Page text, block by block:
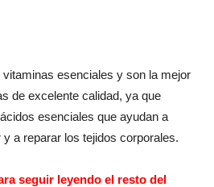
esenciales y son la mejor
de excelente calidad, ya que
esenciales que ayudan a
a reparar los tejidos corporales.
seguir leyendo el resto del